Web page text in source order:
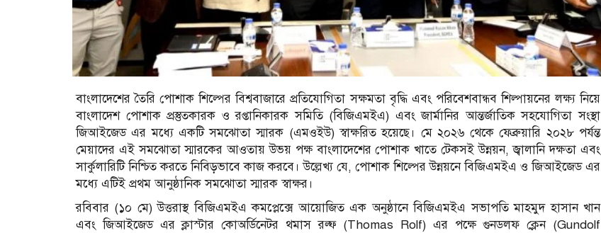
বাংলাদেশের তৈরি পোশাক শিল্পের বিশ্ববাজারে প্রতিযোগিতা সক্ষমতা বৃদ্ধি এবং পরিবেশবান্ধব শিল্পায়নের লক্ষ্য নিয়ে
বাংলাদেশ পোশাক প্রস্তুতকারক ও রপ্তানিকারক সমিতি (বিজিএমইএ) এবং জার্মানির আন্তর্জাতিক সহযোগিতা সংস্থা
জিআইজেড এর মধ্যে একটি সমঝোতা স্মারক (এমওইউ) স্বাক্ষরিত হয়েছে। মে ২০২৬ থেকে ফেব্রুয়ারি ২০২৮ পর্যন্ত
মেয়াদের এই সমঝোতা স্মারকের আওতায় উভয় পক্ষ বাংলাদেশের পোশাক খাতে টেকসই উন্নয়ন, জ্বালানি দক্ষতা এবং
সার্কুলারিটি নিশ্চিত করতে নিবিড়ভাবে কাজ করবে। উল্লেখ্য যে, পোশাক শিল্পের উন্নয়নে বিজিএমইএ ও জিআইজেড এর
মধ্যে এটিই প্রথম আনুষ্ঠানিক সমঝোতা স্মারক স্বাক্ষর।
রবিবার (১০ মে) উত্তরাস্থ বিজিএমইএ কমপ্লেক্সে আয়োজিত এক অনুষ্ঠানে বিজিএমইএ সভাপতি মাহমুদ হাসান খান
এবং জিআইজেড এর ক্লাস্টার কোঅর্ডিনেটর থমাস রল্ফ (Thomas Rolf) এর পক্ষে গুনডলফ ক্লেন (Gundolf